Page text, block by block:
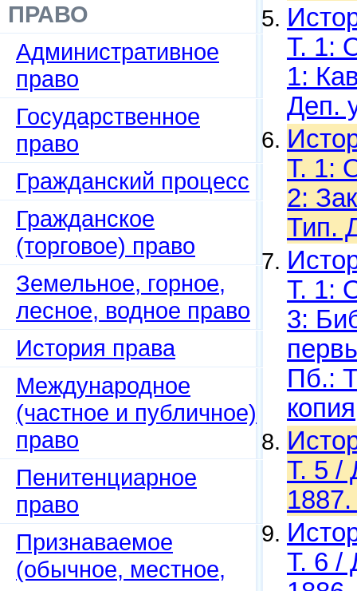
ПРАВО
Административное
право
Государственное
право
Гражданский процесс
Гражданское
(торговое) право
Земельное, горное,
лесное, водное право
История права
Международное
(частное и публичное)
право
Пенитенциарное
право
Признаваемое
(обычное, местное,
Т. 1:
1:
Деп.
Т. 1:
2:
Тип.
Т. 1:
3:
Пб.:
копия
Т. 5 /
Т. 6 /